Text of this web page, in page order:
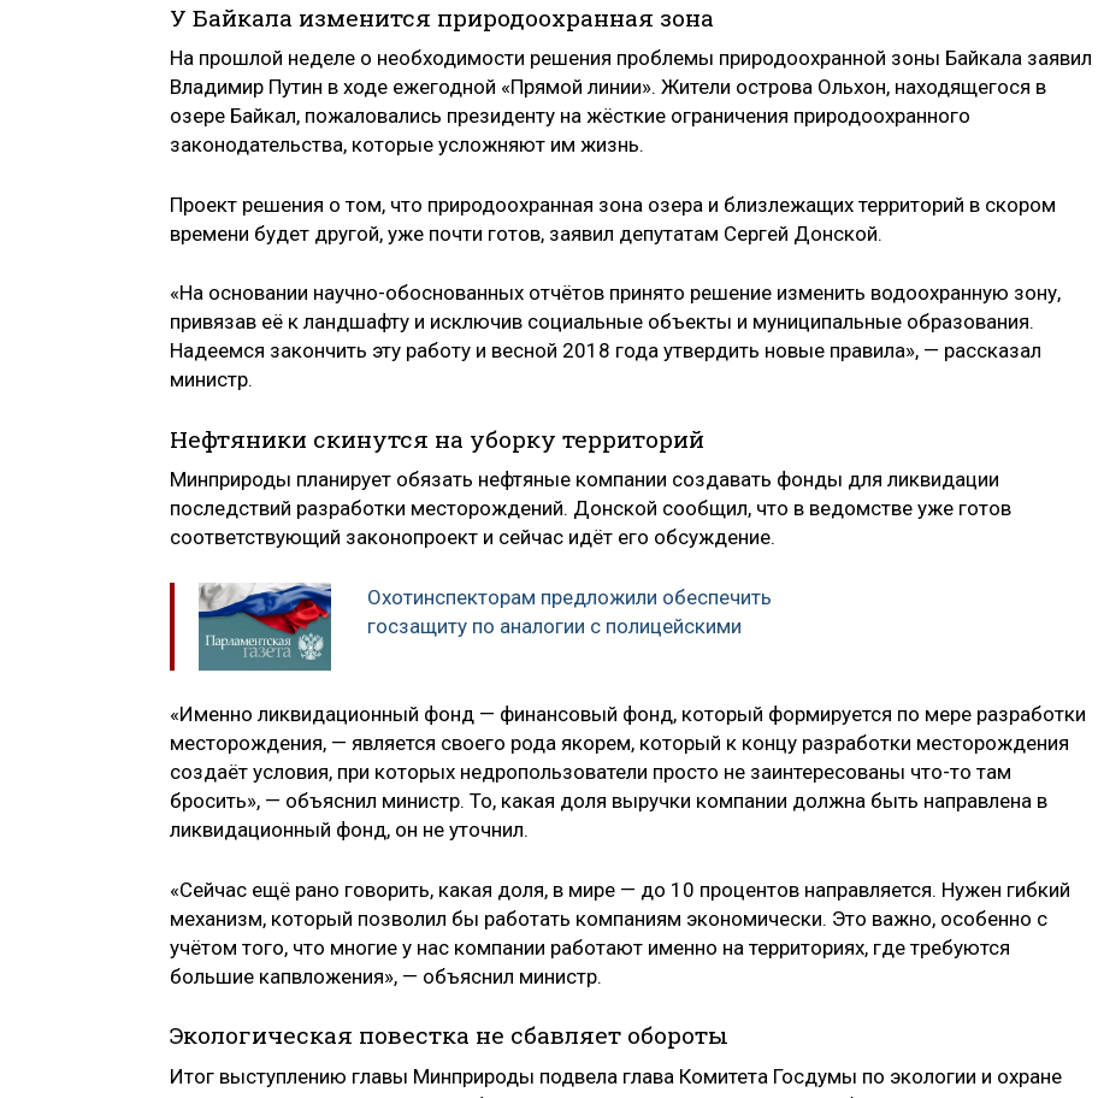
У Байкала изменится природоохранная зона
На прошлой неделе о необходимости решения проблемы природоохранной зоны Байкала заявил
Владимир Путин в ходе ежегодной «Прямой линии». Жители острова Ольхон, находящегося в
озере Байкал, пожаловались президенту на жёсткие ограничения природоохранного
законодательства, которые усложняют им жизнь.
Проект решения о том, что природоохранная зона озера и близлежащих территорий в скором
времени будет другой, уже почти готов, заявил депутатам Сергей Донской.
«На основании научно-обоснованных отчётов принято решение изменить водоохранную зону,
привязав её к ландшафту и исключив социальные объекты и муниципальные образования.
Надеемся закончить эту работу и весной 2018 года утвердить новые правила», — рассказал
министр.
Нефтяники скинутся на уборку территорий
Минприроды планирует обязать нефтяные компании создавать фонды для ликвидации
последствий разработки месторождений. Донской сообщил, что в ведомстве уже готов
соответствующий законопроект и сейчас идёт его обсуждение.
Охотинспекторам предложили обеспечить
госзащиту по аналогии с полицейскими
«Именно ликвидационный фонд — финансовый фонд, который формируется по мере разработки
месторождения, — является своего рода якорем, который к концу разработки месторождения
создаёт условия, при которых недропользователи просто не заинтересованы что-то там
бросить», — объяснил министр. То, какая доля выручки компании должна быть направлена в
ликвидационный фонд, он не уточнил.
«Сейчас ещё рано говорить, какая доля, в мире — до 10 процентов направляется. Нужен гибкий
механизм, который позволил бы работать компаниям экономически. Это важно, особенно с
учётом того, что многие у нас компании работают именно на территориях, где требуются
большие капвложения», — объяснил министр.
Экологическая повестка не сбавляет обороты
Итог выступлению главы Минприроды подвела глава Комитета Госдумы по экологии и охране